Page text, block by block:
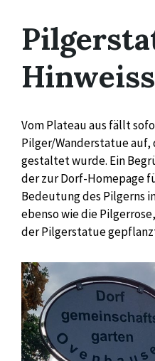
Vom Plateau aus fällt
Pilger/Wanderstatue
gestaltet wurde. Ein
der zur Dorf-Homepage
Bedeutung des Pilgerns
ebenso wie die
der Pilgerstatue